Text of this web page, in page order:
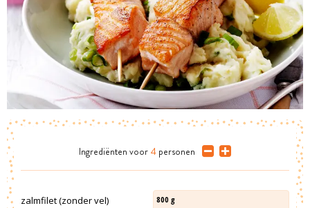
Ingrediënten voor 4 personen
zalmfilet (zonder vel) 800 g